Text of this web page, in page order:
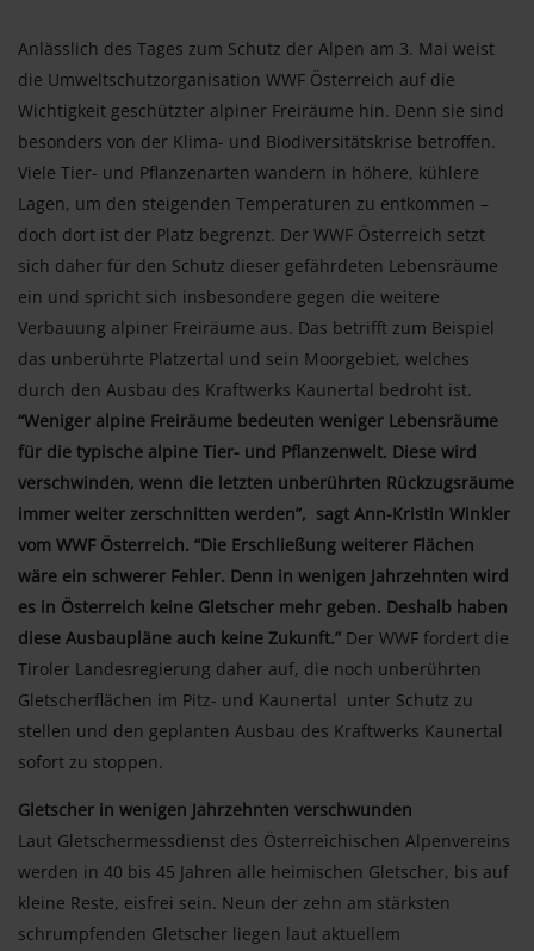
Anlässlich des Tages zum Schutz der Alpen am 3. Mai weist
die Umweltschutzorganisation WWF Österreich auf die
Wichtigkeit geschützter alpiner Freiräume hin. Denn sie sind
besonders von der Klima- und Biodiversitätskrise betroffen.
Viele Tier- und Pflanzenarten wandern in höhere, kühlere
Lagen, um den steigenden Temperaturen zu entkommen –
doch dort ist der Platz begrenzt. Der WWF Österreich setzt
sich daher für den Schutz dieser gefährdeten Lebensräume
ein und spricht sich insbesondere gegen die weitere
Verbauung alpiner Freiräume aus. Das betrifft zum Beispiel
das unberührte Platzertal und sein Moorgebiet, welches
durch den Ausbau des Kraftwerks Kaunertal bedroht ist.
“Weniger alpine Freiräume bedeuten weniger Lebensräume
für die typische alpine Tier- und Pflanzenwelt. Diese wird
verschwinden, wenn die letzten unberührten Rückzugsräume
immer weiter zerschnitten werden”, sagt Ann-Kristin Winkler
vom WWF Österreich. “Die Erschließung weiterer Flächen
wäre ein schwerer Fehler. Denn in wenigen Jahrzehnten wird
es in Österreich keine Gletscher mehr geben. Deshalb haben
diese Ausbaupläne auch keine Zukunft.” Der WWF fordert die
Tiroler Landesregierung daher auf, die noch unberührten
Gletscherflächen im Pitz- und Kaunertal unter Schutz zu
stellen und den geplanten Ausbau des Kraftwerks Kaunertal
sofort zu stoppen.
Gletscher in wenigen Jahrzehnten verschwunden
Laut Gletschermessdienst des Österreichischen Alpenvereins
werden in 40 bis 45 Jahren alle heimischen Gletscher, bis auf
kleine Reste, eisfrei sein. Neun der zehn am stärksten
schrumpfenden Gletscher liegen laut aktuellem